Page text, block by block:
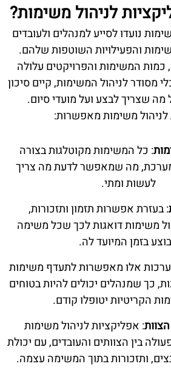
לניהול משימות?
נועדו לסייע למנהלים ולעובדים
והפעילויות השוטפות שלהם.
המשימות והפרויקטים עלולה
מסודר לניהול המשימות, קיים סיכון
שצריך לבצע ועל מועדי סיום.
לניהול משימות מאפשרות:
: כל המשימות מקוטלגות בצורה
מה שמאפשר לדעת מה צריך
לעשות ומתי.
: בעזרת אפשרות תזמון ותזכורות,
משימות דואגות לכך שכל משימה
בזמן המיועד לה.
אלו מאפשרות לתעדף משימות
כך שמנהלים יכולים להיות בטוחים
הקריטיות יטופלו קודם.
: אפליקציות לניהול משימות
בין הצוותים והעובדים, עם יכולת
ותזכורות בתוך המשימה עצמה.